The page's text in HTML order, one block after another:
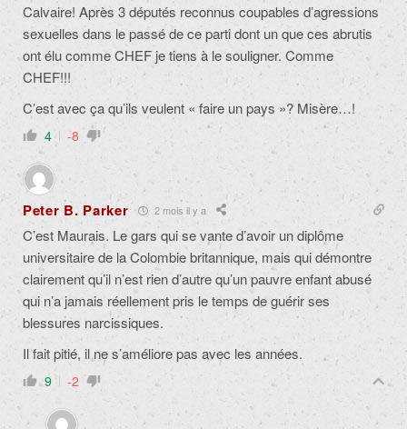
Calvaire! Après 3 députés reconnus coupables d’agressions
sexuelles dans le passé de ce parti dont un que ces abrutis
ont élu comme CHEF je tiens à le souligner. Comme
CHEF!!!
C’est avec ça qu’ils veulent « faire un pays »? Misère…!
4 -8
Peter B. Parker 2 mois il y a
C’est Maurais. Le gars qui se vante d’avoir un diplôme
universitaire de la Colombie britannique, mais qui démontre
clairement qu’il n’est rien d’autre qu’un pauvre enfant abusé
qui n’a jamais réellement pris le temps de guérir ses
blessures narcissiques.
Il fait pitié, il ne s’améliore pas avec les années.
9 -2